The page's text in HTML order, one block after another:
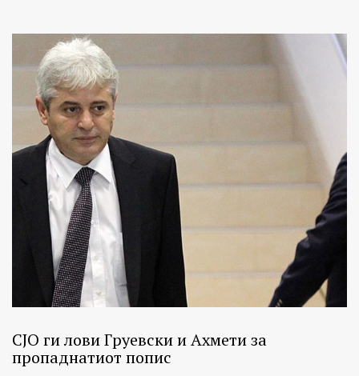
СЈО ги лови Груевски и Ахмети за
пропаднатиот попис